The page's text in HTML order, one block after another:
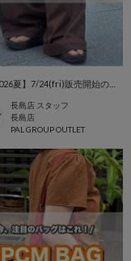
【CPCM 2026夏】7/24(fri)販売開始の新作アイテムまとめ🌼
長島店 スタッフ
長島店
PAL GROUP OUTLET